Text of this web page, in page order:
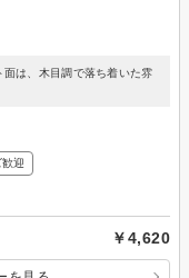
面は、木目調で落ち着いた雰
歓迎
￥4,620